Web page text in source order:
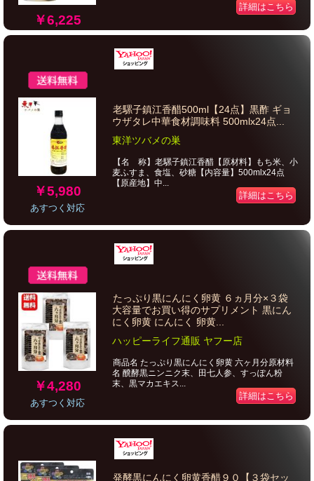
￥6,225
詳細はこちら
￥5,980
あすつく対応
老騾子鎮江香醋500ml【24点】黒酢 ギョ
ウザタレ中華食材調味料 500mlx24点...
東洋ツバメの巣
【名 称】老騾子鎮江香醋【原材料】もち米、小
麦ふすま、食塩、砂糖【内容量】500mlx24点
【原産地】中...
詳細はこちら
￥4,280
あすつく対応
たっぷり黒にんにく卵黄 ６ヵ月分×３袋
大容量でお買い得のサプリメント 黒にん
にく卵黄 にんにく 卵黄...
ハッピーライフ通販 ヤフー店
商品名 たっぷり黒にんにく卵黄 六ヶ月分原材料
名 醗酵黒ニンニク末、田七人参、すっぽん粉
末、黒マカエキス...
詳細はこちら
発酵黒にんにく卵黄香醋９０【３袋セッ